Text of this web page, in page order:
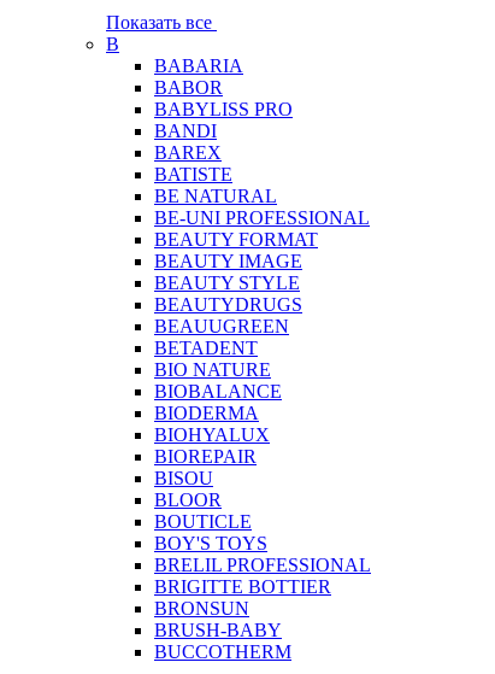
Показать все
B
BABARIA
BABOR
BABYLISS PRO
BANDI
BAREX
BATISTE
BE NATURAL
BE-UNI PROFESSIONAL
BEAUTY FORMAT
BEAUTY IMAGE
BEAUTY STYLE
BEAUTYDRUGS
BEAUUGREEN
BETADENT
BIO NATURE
BIOBALANCE
BIODERMA
BIOHYALUX
BIOREPAIR
BISOU
BLOOR
BOUTICLE
BOY'S TOYS
BRELIL PROFESSIONAL
BRIGITTE BOTTIER
BRONSUN
BRUSH-BABY
BUCCOTHERM